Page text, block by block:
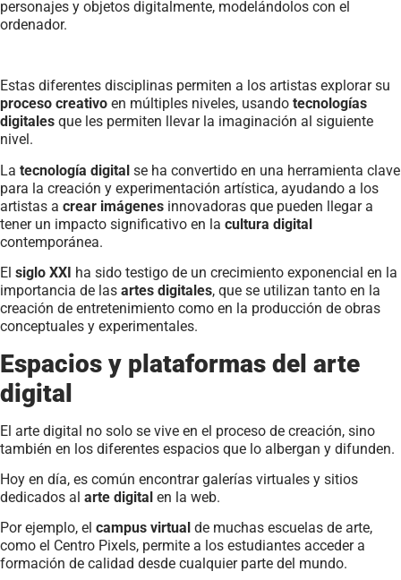
personajes y objetos digitalmente, modelándolos con el
ordenador.
Estas diferentes disciplinas permiten a los artistas explorar su
proceso creativo en múltiples niveles, usando tecnologías
digitales que les permiten llevar la imaginación al siguiente
nivel.
La tecnología digital se ha convertido en una herramienta clave
para la creación y experimentación artística, ayudando a los
artistas a crear imágenes innovadoras que pueden llegar a
tener un impacto significativo en la cultura digital
contemporánea.
El siglo XXI ha sido testigo de un crecimiento exponencial en la
importancia de las artes digitales, que se utilizan tanto en la
creación de entretenimiento como en la producción de obras
conceptuales y experimentales.
Espacios y plataformas del arte
digital
El arte digital no solo se vive en el proceso de creación, sino
también en los diferentes espacios que lo albergan y difunden.
Hoy en día, es común encontrar galerías virtuales y sitios
dedicados al arte digital en la web.
Por ejemplo, el campus virtual de muchas escuelas de arte,
como el Centro Pixels, permite a los estudiantes acceder a
formación de calidad desde cualquier parte del mundo.